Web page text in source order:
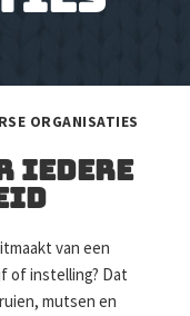
ORGANISATIES
iedere
van een
of instelling? Dat
mutsen en